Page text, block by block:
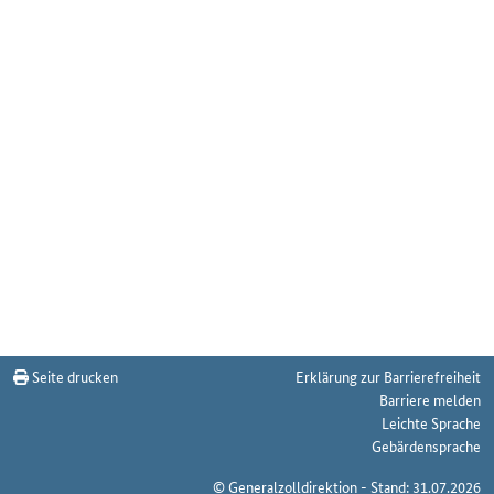
Seite drucken
Erklärung zur Barrierefreiheit
Barriere melden
Leichte Sprache
Gebärdensprache
© Generalzolldirektion - Stand: 31.07.2026